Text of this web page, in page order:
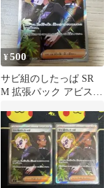
¥500
サビ組のしたっぱ SR
M 拡張パック アビスア